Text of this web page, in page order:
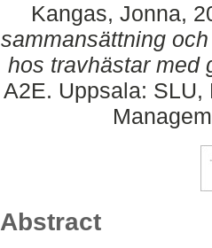
Kangas, Jonna,
sammansättning
hos travhästar med
A2E. Uppsala: SLU,
Abstract